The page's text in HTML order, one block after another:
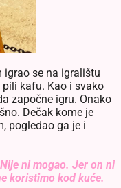
se na igralištu
kafu. Kao i svako
započne igru. Onako
Dečak kome je
pogledao ga je i
ni mogao. Jer on ni
koristimo kod kuće.